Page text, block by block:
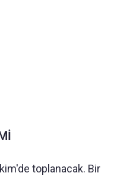
toplanacak. Bir